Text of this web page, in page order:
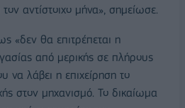
αντίστοιχο μήνα», σημείωσε.
«δεν θα επιτρέπεται η
από μερικής σε πλήρους
να λάβει η επιχείρηση το
στον μηχανισμό. Το δικαίωμα